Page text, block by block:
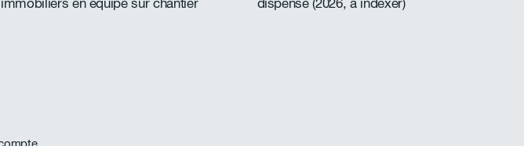
immobiliers en équipe sur chantier
dispense (2026, à indexer)